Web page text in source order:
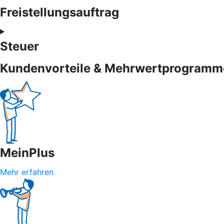
Freistellungsauftrag
Steuer
Kundenvorteile &
MeinPlus
Mehr erfahren